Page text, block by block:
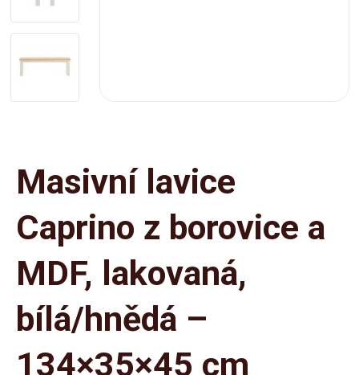
Masivní lavice
Caprino z borovice a
MDF, lakovaná,
bílá/hnědá –
134×35×45 cm